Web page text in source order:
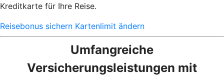
Kreditkarte für Ihre Reise.
Reisebonus sichern Kartenlimit ändern
Umfangreiche
Versicherungsleistungen mit